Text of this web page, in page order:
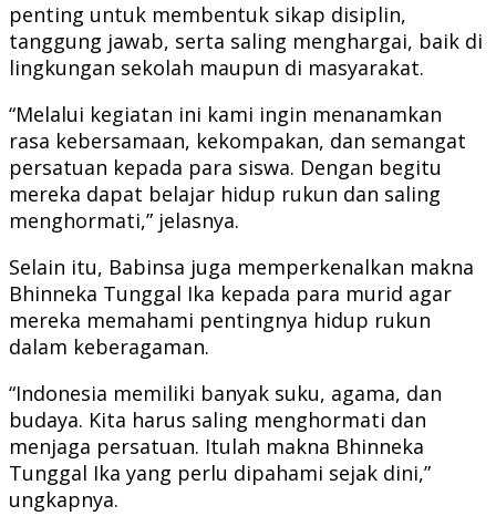
penting untuk membentuk sikap disiplin,
tanggung jawab, serta saling menghargai, baik di
lingkungan sekolah maupun di masyarakat.
“Melalui kegiatan ini kami ingin menanamkan
rasa kebersamaan, kekompakan, dan semangat
persatuan kepada para siswa. Dengan begitu
mereka dapat belajar hidup rukun dan saling
menghormati,” jelasnya.
Selain itu, Babinsa juga memperkenalkan makna
Bhinneka Tunggal Ika kepada para murid agar
mereka memahami pentingnya hidup rukun
dalam keberagaman.
“Indonesia memiliki banyak suku, agama, dan
budaya. Kita harus saling menghormati dan
menjaga persatuan. Itulah makna Bhinneka
Tunggal Ika yang perlu dipahami sejak dini,”
ungkapnya.